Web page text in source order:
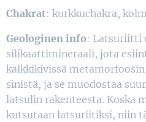
Chakrat: kurkkuchakra,
Geologinen info: Latsuriitti
silikaattimineraali, jota
kalkkikivissä
sinistä, ja se muodostaa
latsulin rakenteesta. Koska
kutsutaan latsuriitiksi, niin